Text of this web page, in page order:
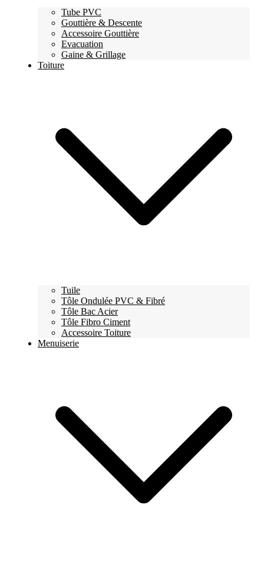
Tube PVC
Gouttière & Descente
Accessoire Gouttière
Evacuation
Gaine & Grillage
Toiture
Tuile
Tôle Ondulée PVC & Fibré
Tôle Bac Acier
Tôle Fibro Ciment
Accessoire Toiture
Menuiserie